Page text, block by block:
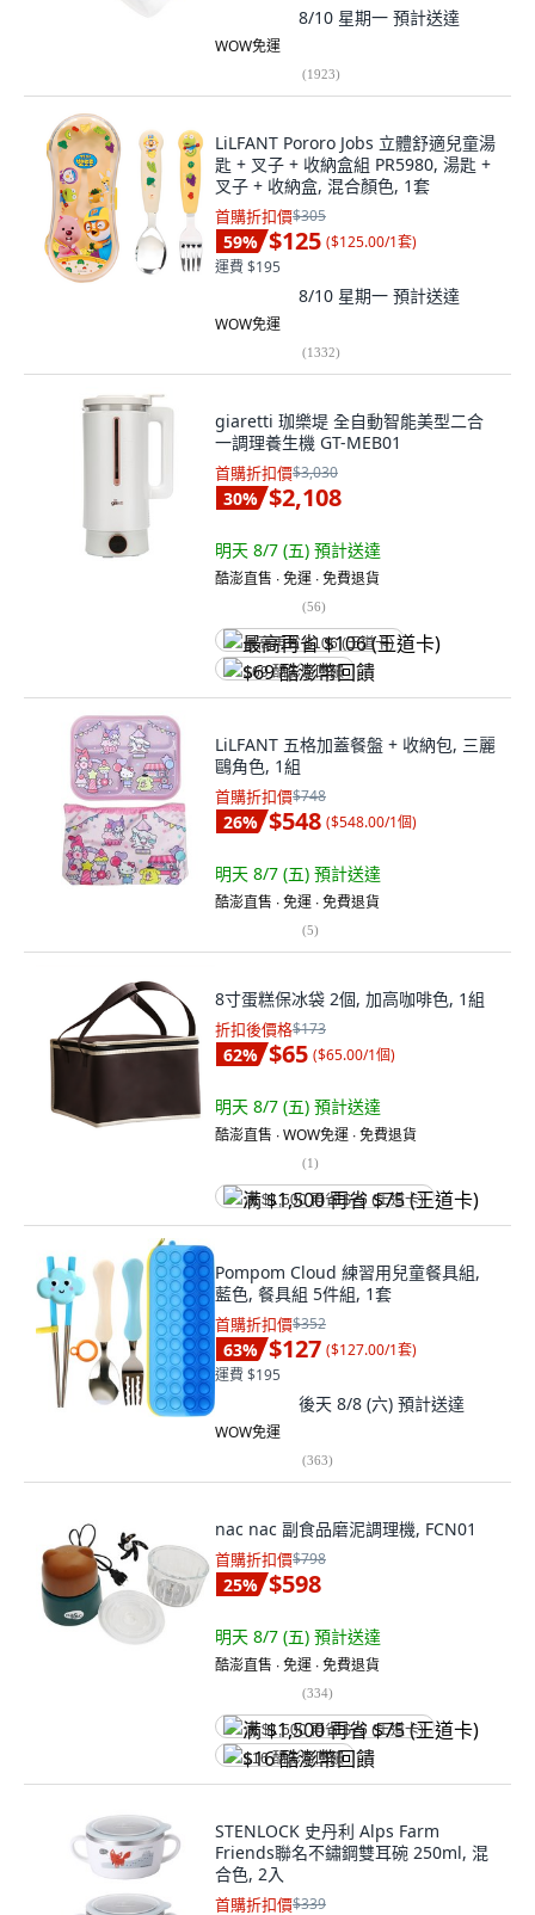
8/10 星期一 預計送達
WOW免運
(1923)
LiLFANT Pororo Jobs 立體舒適兒童湯
匙 + 叉子 + 收納盒組 PR5980, 湯匙 +
叉子 + 收納盒, 混合顏色, 1套
首購折扣價$305
59% $125 ($125.00/1套)
運費 $195
8/10 星期一 預計送達
WOW免運
(1332)
giaretti 珈樂堤 全自動智能美型二合
一調理養生機 GT-MEB01
首購折扣價$3,030
30% $2,108
明天 8/7 (五) 預計送達
酷澎直售 ∙ 免運 ∙ 免費退貨
(56)
最高再省 $106 (王道卡)
$69 酷澎幣回饋
LiLFANT 五格加蓋餐盤 + 收納包, 三麗
鷗角色, 1組
首購折扣價$748
26% $548 ($548.00/1個)
明天 8/7 (五) 預計送達
酷澎直售 ∙ 免運 ∙ 免費退貨
(5)
8寸蛋糕保冰袋 2個, 加高咖啡色, 1組
折扣後價格$173
62% $65 ($65.00/1個)
明天 8/7 (五) 預計送達
酷澎直售 ∙ WOW免運 ∙ 免費退貨
(1)
满 $1,500 再省 $75 (王道卡)
Pompom Cloud 練習用兒童餐具組,
藍色, 餐具組 5件組, 1套
首購折扣價$352
63% $127 ($127.00/1套)
運費 $195
後天 8/8 (六) 預計送達
WOW免運
(363)
nac nac 副食品磨泥調理機, FCN01
首購折扣價$798
25% $598
明天 8/7 (五) 預計送達
酷澎直售 ∙ 免運 ∙ 免費退貨
(334)
满 $1,500 再省 $75 (王道卡)
$16 酷澎幣回饋
STENLOCK 史丹利 Alps Farm
Friends聯名不鏽鋼雙耳碗 250ml, 混
合色, 2入
首購折扣價$339